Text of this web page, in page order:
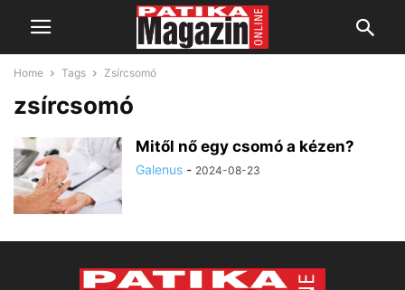
Home Tags Zsírcsomó
zsírcsomó
Mitől nő egy csomó a kézen?
Galenus - 2024-08-23